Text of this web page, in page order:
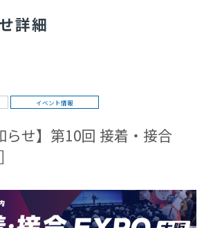
詳細
イベント情報
らせ】第10回 接着・接合